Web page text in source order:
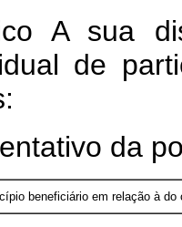
A sua
de
da
beneficiário em relação à do